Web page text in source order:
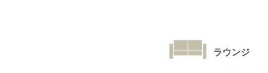
ラウンジ